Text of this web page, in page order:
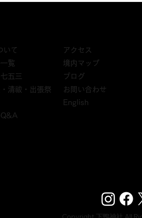
いて
覧
五三
清祓・出張祭
Q&A
アクセス
境内マップ
ブログ
お問い合わせ
English